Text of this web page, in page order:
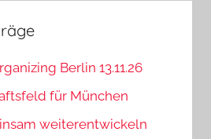
Berlin 13.11.26
für München
weiterentwickeln